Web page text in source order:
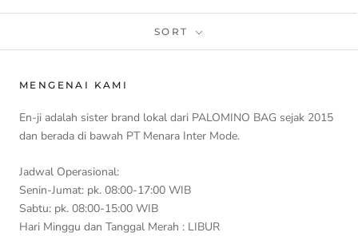
SORT
MENGENAI KAMI
En-ji adalah sister brand lokal dari PALOMINO BAG sejak 2015
dan berada di bawah PT Menara Inter Mode.
Jadwal Operasional:
Senin-Jumat: pk. 08:00-17:00 WIB
Sabtu: pk. 08:00-15:00 WIB
Hari Minggu dan Tanggal Merah : LIBUR